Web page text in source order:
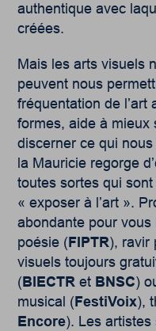
authentique avec
créées.
Mais les arts visuels
peuvent nous
fréquentation de l’art
formes, aide à mieux
discerner ce qui
la Mauricie regorge
toutes sortes qui
« exposer à l’art ».
abondante pour
poésie ( FIPTR), ravir
visuels toujours
( BIECTR et BNSC)
musical ( FestiVoix),
Encore). Les